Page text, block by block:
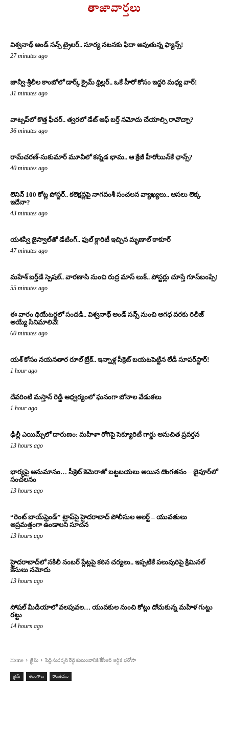
తాజావార్తలు
విశ్వనాథ్ అండ్ సన్స్ ట్రైలర్.. సూర్య నటనకు ఫిదా అవుతున్న ఫ్యాన్స్!
27 minutes ago
జాన్వీ-శ్రీలీల కాంబోలో డార్క్ క్రైమ్ థ్రిల్లర్.. ఒకే హీరో కోసం ఇద్దరి మధ్య వార్!
31 minutes ago
వాట్సప్‌లో కొత్త ఫీచర్.. త్వరలో డేట్ ఆఫ్ బర్త్ నమోదు చేయాల్సి రావొచ్చా?
36 minutes ago
రామ్‌చరణ్‌-సుకుమార్‌ మూవీలో కన్నడ భామ.. ఆ క్రేజీ హీరోయిన్‌కే ఛాన్స్?
40 minutes ago
లెనిన్ 100 కోట్ల పోస్టర్‌.. కలెక్షన్లపై నాగవంశీ సంచలన వ్యాఖ్యలు.. అసలు లెక్క
ఇదేనా?
43 minutes ago
యశస్వి జైస్వాల్‌తో డేటింగ్.. ఫుల్ క్లారిటీ ఇచ్చిన మృణాల్ ఠాకూర్‌
47 minutes ago
మహేశ్ బర్త్‌డే స్పెషల్.. వారణాసి నుంచి రుద్ర మాస్ లుక్.. పోస్టర్లు చూస్తే గూస్‌బంప్సే!
55 minutes ago
ఈ వారం థియేటర్లలో సందడి.. విశ్వనాథ్ అండ్ సన్స్ నుంచి అగధ వరకు రిలీజ్
అయ్యే సినిమాలివే!
60 minutes ago
యశ్ కోసం నయనతార రూల్ బ్రేక్.. ఇన్నాళ్ల సీక్రెట్ బయటపెట్టిన లేడీ సూపర్‌స్టార్!
1 hour ago
దేవరింటి మస్తాన్ రెడ్డి ఆధ్వర్యంలో ఘనంగా బోనాల వేడుకలు
1 hour ago
ఢిల్లీ ఎయిమ్స్‌లో దారుణం: మహిళా రోగిపై సెక్యూరిటీ గార్డు అనుచిత ప్రవర్తన
13 hours ago
భార్యపై అనుమానం… సీక్రెట్ కెమెరాతో బట్టబయలు అయిన దొంగతనం – జైపూర్‌లో
సంచలనం
13 hours ago
“రెంట్ బాయ్‌ఫ్రెండ్” ట్రాప్‌పై హైదరాబాద్ పోలీసుల అలర్ట్ – యువతులు
అప్రమత్తంగా ఉండాలని సూచన
13 hours ago
హైదరాబాద్‌లో నకిలీ నంబర్ ప్లేట్లపై కఠిన చర్యలు.. ఇప్పటికే పలువురిపై క్రిమినల్
కేసులు నమోదు
13 hours ago
సోషల్ మీడియాలో వలపువల… యువకుల నుంచి కోట్లు దోచుకున్న మహిళ గుట్టు
రట్టు
14 hours ago